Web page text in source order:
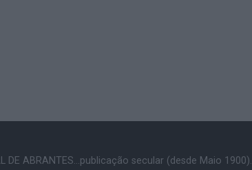
DE ABRANTES...publicação secular (desde Maio 1900).